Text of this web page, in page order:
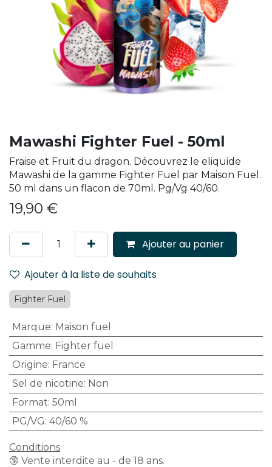
Mawashi Fighter Fuel - 50ml
Fraise et Fruit du dragon. Découvrez le eliquide
Mawashi de la gamme Fighter Fuel par Maison Fuel.
50 ml dans un flacon de 70ml. Pg/Vg 40/60.
19,90 €
Ajouter au panier
Ajouter à la liste de souhaits
Fighter Fuel
Marque: Maison fuel
Gamme: Fighter fuel
Origine: France
Sel de nicotine: Non
Format: 50ml
PG/VG: 40/60 %
Conditions
🔞 Vente interdite au - de 18 ans.